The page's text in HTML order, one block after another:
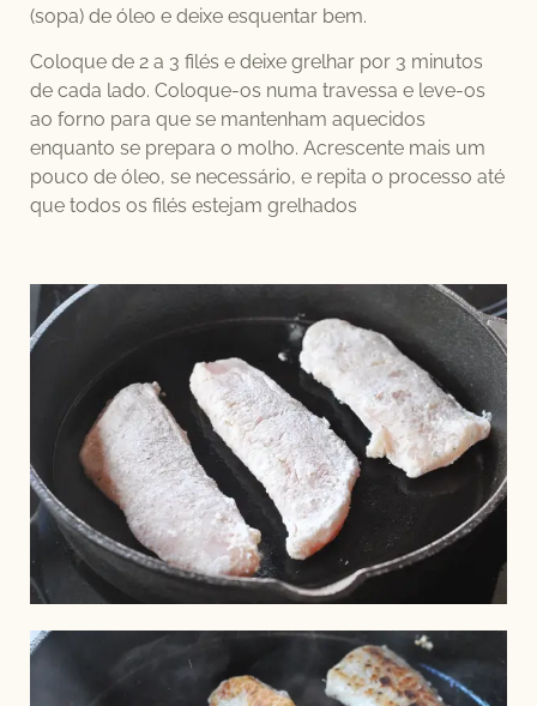
(sopa) de óleo e deixe esquentar bem.
Coloque de 2 a 3 filés e deixe grelhar por 3 minutos
de cada lado. Coloque-os numa travessa e leve-os
ao forno para que se mantenham aquecidos
enquanto se prepara o molho. Acrescente mais um
pouco de óleo, se necessário, e repita o processo até
que todos os filés estejam grelhados